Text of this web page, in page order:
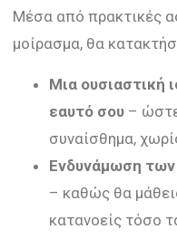
Μέσα από πρακτικές
μοίρασμα, θα
Μια ουσιαστική
εαυτό σου –
συναίσθημα,
Ενδυνάμωση
– καθώς θα
κατανοείς τόσο